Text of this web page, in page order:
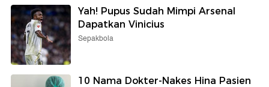
Yah! Pupus Sudah Mimpi Arsenal
Dapatkan Vinicius
Sepakbola
10 Nama Dokter-Nakes Hina Pasien